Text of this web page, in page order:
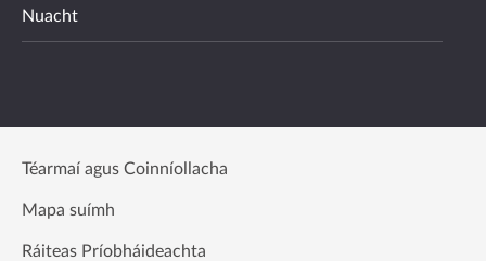
Nuacht
Téarmaí agus Coinníollacha
Mapa suímh
Ráiteas Príobháideachta